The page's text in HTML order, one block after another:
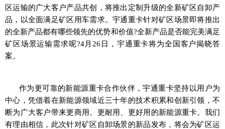
区运输的广大客户产品共创，将推出定制升级的全新矿区自卸产
品，以全面满足矿区用车需求。宇通重卡针对矿区场景即将推出
的全新产品都有哪些领先的优势和价值?全新产品是否能完美满足
矿区场景运输需求呢?4月26日，宇通重卡将为全国客户揭晓答
案。
作为更可靠的新能源重卡合作伙伴，宇通重卡坚持以用户为
中心，凭借着在新能源领域近三十年的技术积累和创新引领，不
断为广大客户带来更商用、更耐用、更好用的新能源重卡。我们
有理由相信，此次针对矿区自卸场景的新品发布，将会为矿区运